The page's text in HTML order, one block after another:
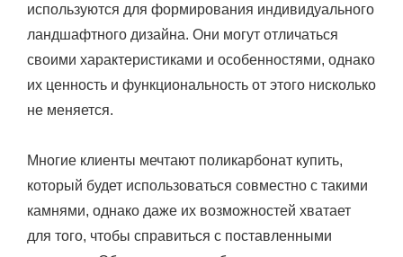
используются для формирования индивидуального
ландшафтного дизайна. Они могут отличаться
своими характеристиками и особенностями, однако
их ценность и функциональность от этого нисколько
не меняется.
Многие клиенты мечтают поликарбонат купить,
который будет использоваться совместно с такими
камнями, однако даже их возможностей хватает
для того, чтобы справиться с поставленными